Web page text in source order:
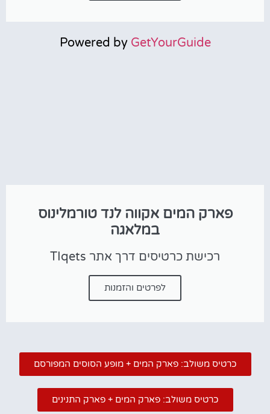
Powered by GetYourGuide
פארק המים אקווה לנד טורמלינוס
במלאגה
רכישת כרטיסים דרך אתר TIqets
לפרטים והזמנות
כרטיס משולב: פארק המים + מופע הסוסים המפורסם
כרטיס משולב: פארק המים + פארק התנינים